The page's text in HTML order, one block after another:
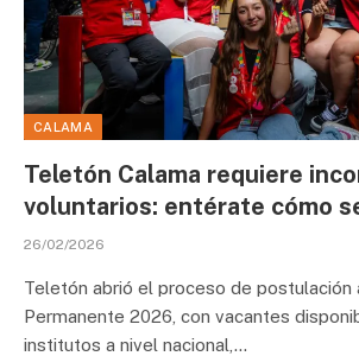
CALAMA
Teletón Calama requiere
voluntarios: entérate cómo
26/02/2026
Teletón abrió el proceso de postulación
Permanente 2026, con vacantes
institutos a nivel nacional,…